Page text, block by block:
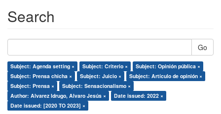
Search
Go
Subject: Agenda setting × Subject: Criterio ×
Subject: Opinión pública ×
Subject: Prensa chicha ×
Subject: Juicio ×
Subject: Artículo de opinión ×
Subject: Prensa ×
Subject: Sensacionalismo ×
Author: Alvarez Idrugo, Alvaro Jesús ×
Date issued: 2022 ×
Date issued: [2020 TO 2023] ×